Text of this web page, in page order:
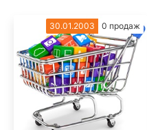
30.01.2003 0 продаж